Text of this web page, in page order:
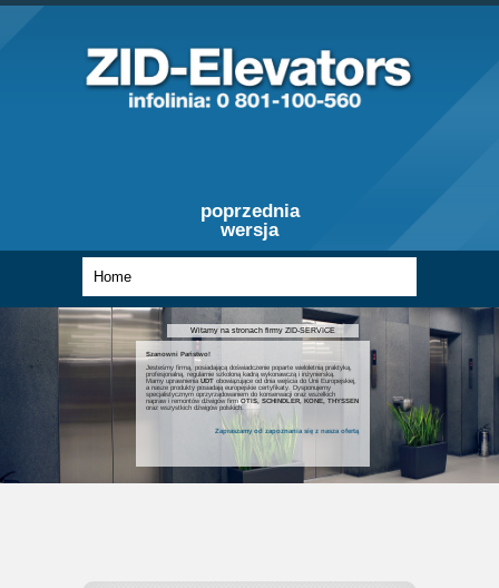
poprzednia
wersja
Witamy na stronach firmy ZID-SERVICE
Szanowni Państwo!
Jesteśmy firmą, posiadającą doświadczenie poparte wieloletnią praktyką,
profesjonalną, regularnie szkoloną kadrą wykonawczą i inżynierską.
Mamy uprawnieniaUDT obowiązujące od dnia wejścia do Unii Europejskiej,
a nasze produkty posiadają europejskie certyfikaty. Dysponujemy
specjalistycznym oprzyrządowaniem do konserwacji oraz wszelkich
napraw i remontów dźwigów firmOTIS, SCHINDLER, KONE, THYSSEN
oraz wszystkich dźwigów polskich.
Zapraszamy od zapoznania się z nasza ofertą